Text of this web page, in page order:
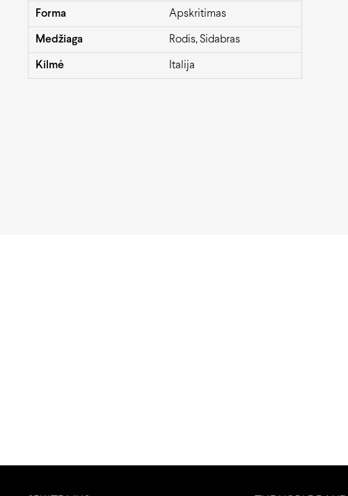
Forma Apskritimas
Medžiaga Rodis, Sidabras
Kilmė Italija